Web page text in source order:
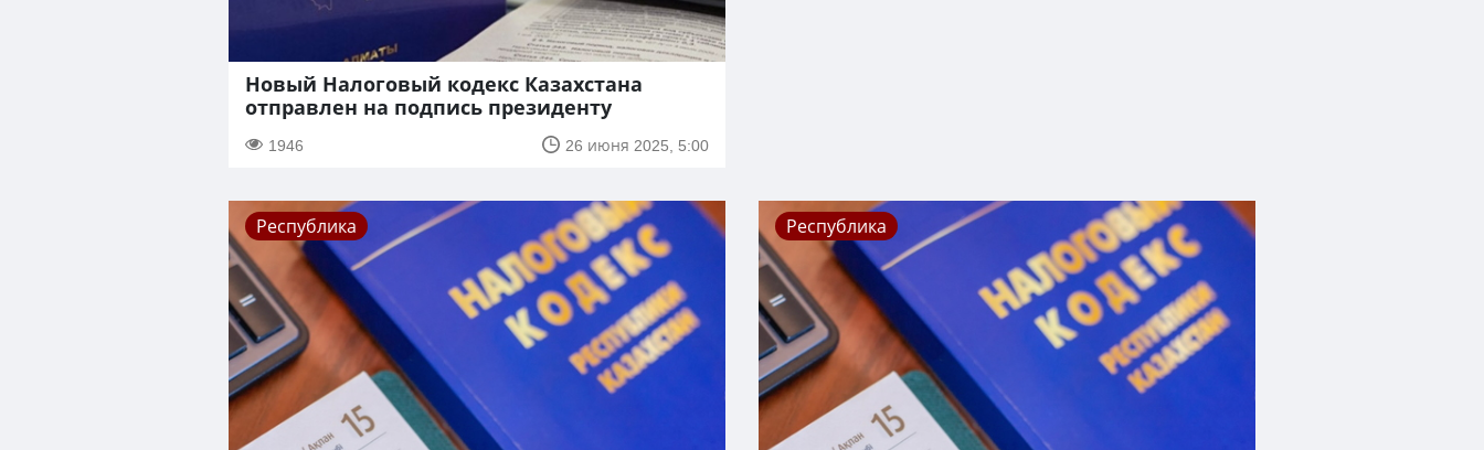
Новый Налоговый кодекс Казахстана
отправлен на подпись президенту
1946 26 июня 2025, 5:00
Республика Республика